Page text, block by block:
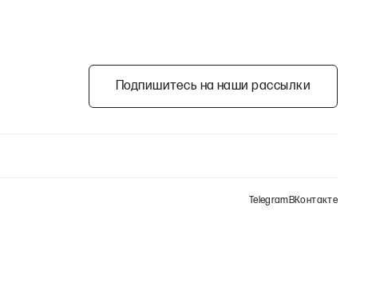
Подпишитесь на наши рассылки
TelegramВКонтакте